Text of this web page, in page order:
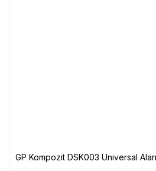
GP Kompozit DSK003 Universal